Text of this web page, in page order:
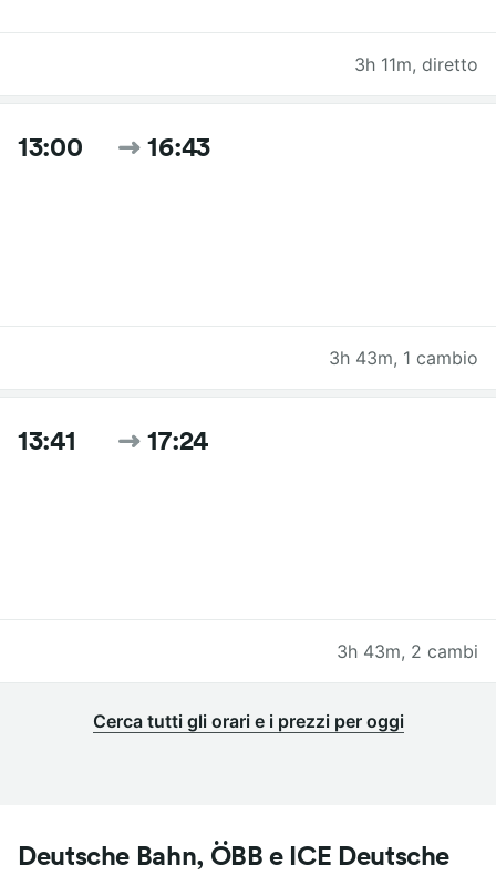
3h 11m, diretto
13:00 16:43
3h 43m, 1 cambio
13:41 17:24
3h 43m, 2 cambi
Cerca tutti gli orari e i prezzi per oggi
Deutsche Bahn, ÖBB e ICE Deutsche